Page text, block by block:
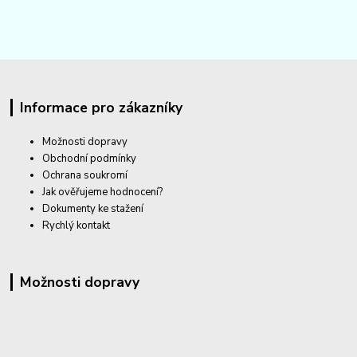
Informace pro zákazníky
Možnosti dopravy
Obchodní podmínky
Ochrana soukromí
Jak ověřujeme hodnocení?
Dokumenty ke stažení
Rychlý kontakt
Možnosti dopravy